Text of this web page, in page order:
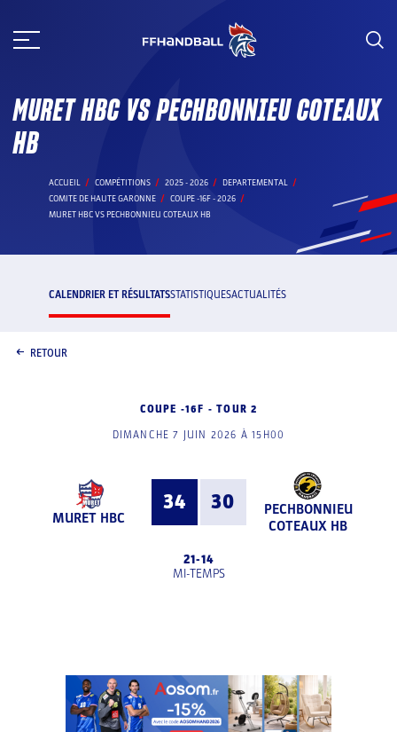
au
MURET HBC VS PECHBONNIEU COTEAUX
HB
ACCUEIL COMPÉTITIONS 2025 - 2026
DEPARTEMENTAL
COMITE DE HAUTE GARONNE
COUPE -16F - 2026
MURET HBC VS PECHBONNIEU COTEAUX HB
CALENDRIER ET RÉSULTATSSTATISTIQUESACTUALITÉS
RETOUR
COUPE -16F - TOUR 2
DIMANCHE 7 JUIN 2026 À 15H00
MURET HBC
34 30
PECHBONNIEU
COTEAUX HB
21-14
MI-TEMPS